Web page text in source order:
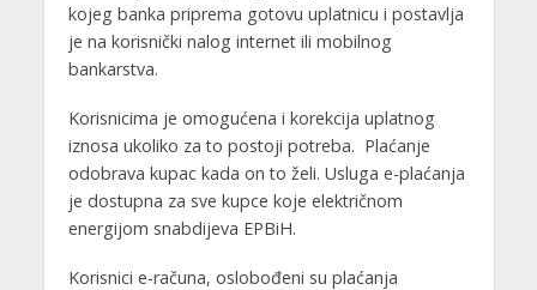
kojeg banka priprema gotovu uplatnicu i postavlja
je na korisnički nalog internet ili mobilnog
bankarstva.
Korisnicima je omogućena i korekcija uplatnog
iznosa ukoliko za to postoji potreba. Plaćanje
odobrava kupac kada on to želi. Usluga e-plaćanja
je dostupna za sve kupce koje električnom
energijom snabdijeva EPBiH.
Korisnici e-računa, oslobođeni su plaćanja